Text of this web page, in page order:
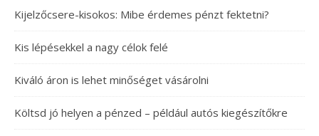
Kijelzőcsere-kisokos: Mibe érdemes pénzt fektetni?
Kis lépésekkel a nagy célok felé
Kiváló áron is lehet minőséget vásárolni
Költsd jó helyen a pénzed – például autós kiegészítőkre